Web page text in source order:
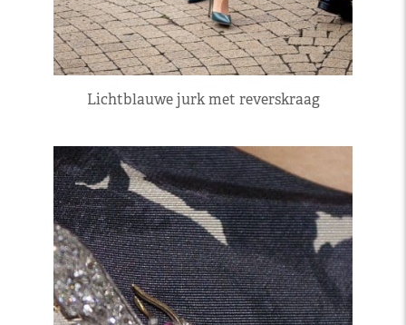
Lichtblauwe jurk met reverskraag